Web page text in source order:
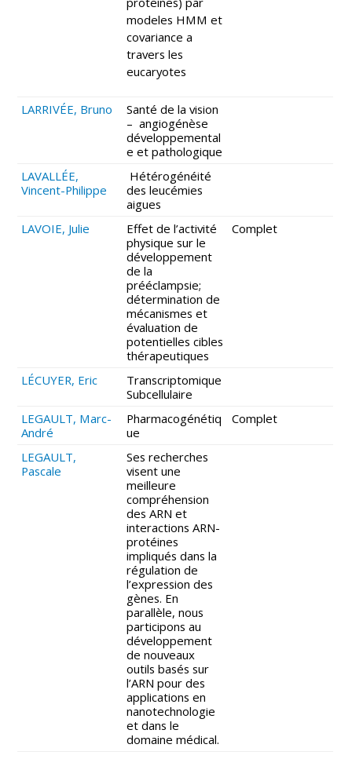
modeles HMM et
covariance a
travers les
eucaryotes
LARRIVÉE, Bruno
Santé de la vision
– angiogénèse
développemental
e et pathologique
LAVALLÉE,
Vincent-Philippe
Hétérogénéité
des leucémies
aigues
LAVOIE, Julie
Effet de l’activité
physique sur le
développement
de la
prééclampsie;
détermination de
mécanismes et
évaluation de
potentielles cibles
thérapeutiques
Complet
LÉCUYER, Eric
Transcriptomique
Subcellulaire
LEGAULT, Marc-
André
Pharmacogénétiq
ue
Complet
LEGAULT,
Pascale
Ses recherches
visent une
meilleure
compréhension
des ARN et
interactions ARN-
protéines
impliqués dans la
régulation de
l’expression des
gènes. En
parallèle, nous
participons au
développement
de nouveaux
outils basés sur
l’ARN pour des
applications en
nanotechnologie
et dans le
domaine médical.